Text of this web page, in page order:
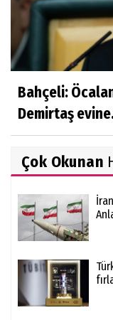
Bahçeli:
Demirtaş
Çok Okunan